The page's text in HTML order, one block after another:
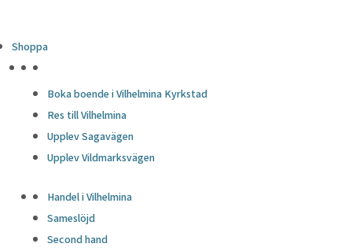
Shoppa
Boka boende i Vilhelmina Kyrkstad
Res till Vilhelmina
Upplev Sagavägen
Upplev Vildmarksvägen
Handel i Vilhelmina
Sameslöjd
Second hand